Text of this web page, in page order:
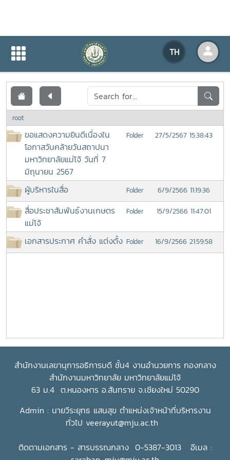
TH
เอกสารเผยแพร่
root
ขอแสดงความยินดีเนื่องใน
โอกาสวันคล้ายวันสถาปนา
มหาวิทยาลัยแม่โจ้ วันที่ 7
มิถุนายน 2567
Folder 27/5/2567 15:38:43
ผู้บริหารในสื่อ Folder 6/9/2566 11:19:36
สื่อประชาสัมพันธ์งานเกษตร
แม่โจ้
Folder 15/9/2566 11:47:01
เอกสารประกาศ คำสั่ง แต่งตั้ง Folder 16/9/2566 21:59:58
สำนักงานเลขานุการอธิการบดี ชั้น4 งานอำนวยการ กองกลาง
สำนักงานมหาวิทยาลัย มหาวิทยาลัยแม่โจ้
63 ม.4 ต.หนองหาร อ.สันทราย จ.เชียงใหม่ 50290
Admin : นายวีระยุทธ แสนสุข ตำแหน่งเจ้าหน้าที่บริหารงาน
ทั่วไป veerayut@mju.ac.th
ติดตามเอกสาร - สารบรรณกลาง 0-5387-3013 อีเมล :